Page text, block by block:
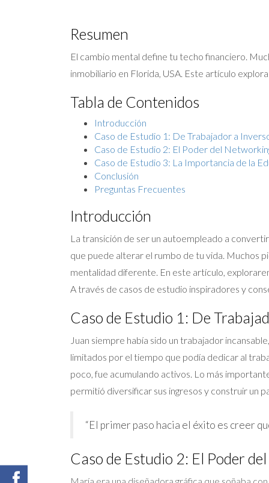
Resumen
El cambio mental define tu techo financiero.
inmobiliario en Florida, USA. Este artículo
Tabla de Contenidos
Introducción
Caso de Estudio 1: De Trabajador a
Caso de Estudio 2: El Poder del
Caso de Estudio 3: La Importancia de la
Conclusión
Preguntas Frecuentes
Introducción
La transición de ser un autoempleado a
que puede alterar el rumbo de tu vida. Muchos
mentalidad diferente. En este artículo,
A través de casos de estudio inspiradores y
Caso de Estudio 1: De
Juan siempre había sido un trabajador
limitados por el tiempo que podía dedicar al
poco, fue acumulando activos. Lo más
permitió diversificar sus ingresos y construir un
“El primer paso hacia el éxito es creer
Caso de Estudio 2: El Poder